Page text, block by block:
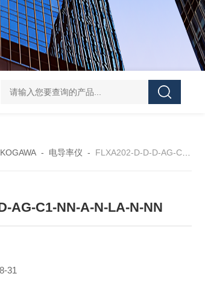
EJA438E-DHSCJ-910DA隔膜密封式压力变送器
- 电导率仪 - FLXA202-D-D-D-AG-C1-NN-A-N-LA-N-NN
AG-C1-NN-A-N-LA-N-NN
31